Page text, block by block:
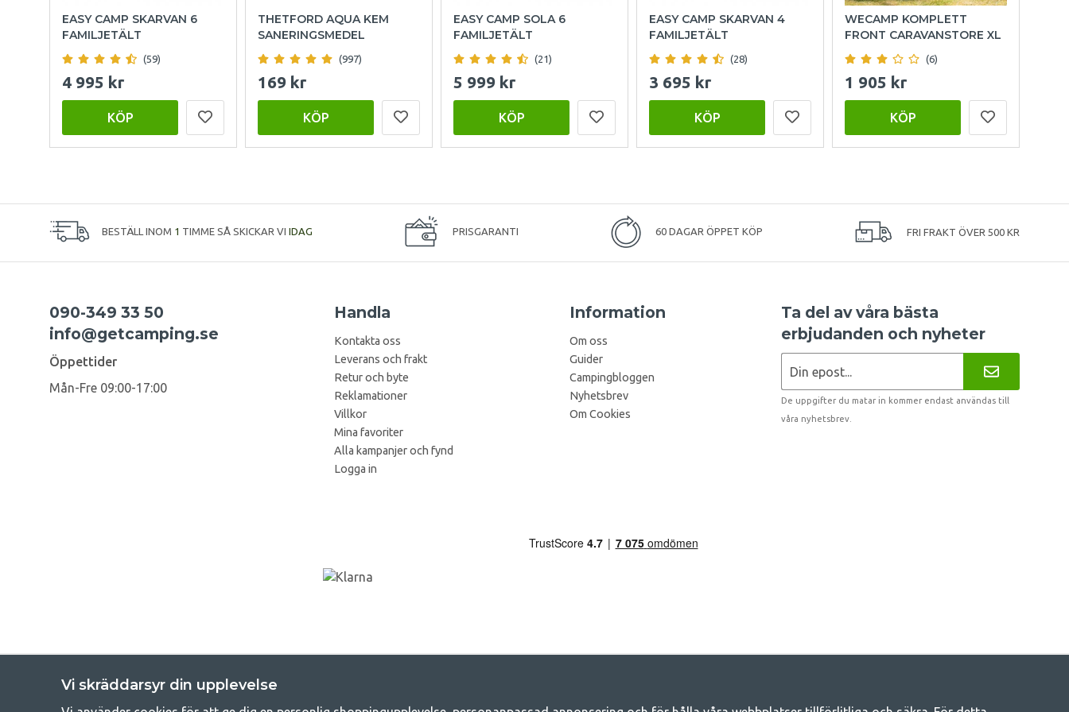
EASY CAMP SKARVAN 6
FAMILJETÄLT
(59)
4 995 kr
KÖP
THETFORD AQUA KEM
SANERINGSMEDEL
(997)
169 kr
KÖP
EASY CAMP SOLA 6
FAMILJETÄLT
(21)
5 999 kr
KÖP
EASY CAMP SKARVAN 4
FAMILJETÄLT
(28)
3 695 kr
KÖP
WECAMP KOMPLETT
FRONT CARAVANSTORE XL
(6)
1 905 kr
KÖP
BESTÄLL INOM 1 TIMME SÅ SKICKAR VI IDAG PRISGARANTI 60 DAGAR ÖPPET KÖP FRI FRAKT ÖVER 500 KR
090-349 33 50
info@getcamping.se
Öppettider
Mån-Fre 09:00-17:00
Handla
Kontakta oss
Leverans och frakt
Retur och byte
Reklamationer
Villkor
Mina favoriter
Alla kampanjer och fynd
Logga in
Information
Om oss
Guider
Campingbloggen
Nyhetsbrev
Om Cookies
Ta del av våra bästa
erbjudanden och nyheter
De uppgifter du matar in kommer endast användas till
våra nyhetsbrev.
Vi skräddarsyr din upplevelse